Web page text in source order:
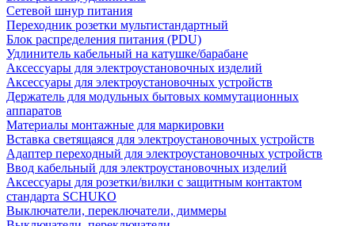
Сетевой шнур питания
Переходник розетки мультистандартный
Блок распределения питания (PDU)
Удлинитель кабельный на катушке/барабане
Аксессуары для электроустановочных изделий
Аксессуары для электроустановочных устройств
Держатель для модульных бытовых коммутационных
аппаратов
Материалы монтажные для маркировки
Вставка светящаяся для электроустановочных устройств
Адаптер переходный для электроустановочных устройств
Ввод кабельный для электроустановочных изделий
Аксессуары для розетки/вилки с защитным контактом
стандарта SCHUKO
Выключатели, переключатели, диммеры